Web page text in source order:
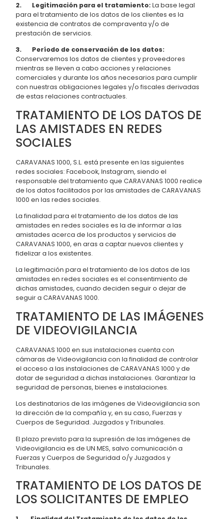
2. Legitimación para el tratamiento: La base legal
para el tratamiento de los datos de los clientes es la
existencia de contratos de compraventa y/o de
prestación de servicios.
3. Período de conservación de los datos:
Conservaremos los datos de clientes y proveedores
mientras se lleven a cabo acciones y relaciones
comerciales y durante los años necesarios para cumplir
con nuestras obligaciones legales y/o fiscales derivadas
de estas relaciones contractuales.
TRATAMIENTO DE LOS DATOS DE
LAS AMISTADES EN REDES
SOCIALES
CARAVANAS 1000, S.L. está presente en las siguientes
redes sociales: Facebook, Instagram, siendo el
responsable del tratamiento que CARAVANAS 1000 realice
de los datos facilitados por las amistades de CARAVANAS
1000 en las redes sociales.
La finalidad para el tratamiento de los datos de las
amistades en redes sociales es la de informar a las
amistades acerca de los productos y servicios de
CARAVANAS 1000, en aras a captar nuevos clientes y
fidelizar a los existentes.
La legitimación para el tratamiento de los datos de las
amistades en redes sociales es el consentimiento de
dichas amistades, cuando deciden seguir o dejar de
seguir a CARAVANAS 1000.
TRATAMIENTO DE LAS IMÁGENES
DE VIDEOVIGILANCIA
CARAVANAS 1000 en sus instalaciones cuenta con
cámaras de Videovigilancia con la finalidad de controlar
el acceso a las instalaciones de CARAVANAS 1000 y de
dotar de seguridad a dichas instalaciones. Garantizar la
seguridad de personas, bienes e instalaciones.
Los destinatarios de las imágenes de Videovigilancia son
la dirección de la compañía y, en su caso, Fuerzas y
Cuerpos de Seguridad. Juzgados y Tribunales.
El plazo previsto para la supresión de las imágenes de
Videovigilancia es de UN MES, salvo comunicación a
Fuerzas y Cuerpos de Seguridad o/y Juzgados y
Tribunales.
TRATAMIENTO DE LOS DATOS DE
LOS SOLICITANTES DE EMPLEO